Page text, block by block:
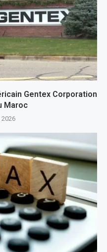
Gentex Corporation
Maroc
2026